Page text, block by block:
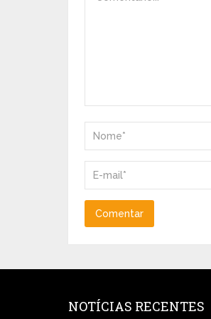
NOTÍCIAS RECENTES